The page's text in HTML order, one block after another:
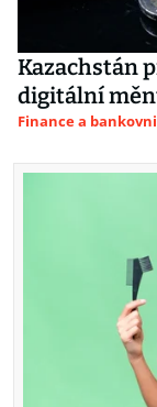
Kazachstán
digitální
Finance a